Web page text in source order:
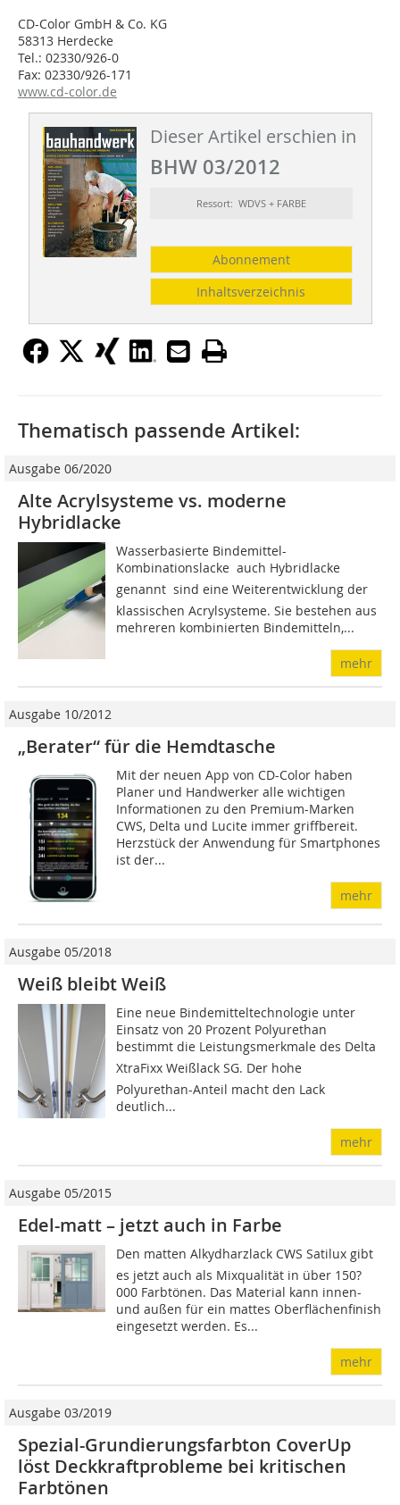
CD-Color GmbH & Co. KG
58313 Herdecke
Tel.: 02330/926-0
Fax: 02330/926-171
www.cd-color.de
Dieser Artikel erschien in
BHW 03/2012
Ressort: WDVS + FARBE
Abonnement
Inhaltsverzeichnis
Thematisch passende Artikel:
Ausgabe 06/2020
Alte Acrylsysteme vs. moderne
Hybridlacke
Wasserbasierte Bindemittel-
Kombinationslacke  auch Hybrid­­­­­­­lacke
genannt  sind eine Weiterentwicklung der
klassischen Acrylsysteme. Sie bestehen aus
mehreren kombinierten Bindemitteln,...
mehr
Ausgabe 10/2012
„Berater“ für die Hemdtasche
Mit der neuen App von CD-Color haben
Planer und Handwerker alle wichtigen
Informationen zu den Premium-Marken
CWS, Delta und Lucite immer griffbereit.
Herzstück der Anwendung für Smartphones
ist der...
mehr
Ausgabe 05/2018
Weiß bleibt Weiß
Eine neue Bindemitteltechnologie unter
Einsatz von 20 Prozent Polyurethan
bestimmt die Leistungsmerkmale des Delta
XtraFixx Weißlack SG. Der hohe
Polyurethan-Anteil macht den Lack
deutlich...
mehr
Ausgabe 05/2015
Edel-matt – jetzt auch in Farbe
Den matten Alkydharzlack CWS Satilux gibt
es jetzt auch als Mixqualität in über 150?
000 Farbtönen. Das Material kann innen-
und außen für ein mattes Oberflächenfinish
eingesetzt werden. Es...
mehr
Ausgabe 03/2019
Spezial-Grundierungsfarbton CoverUp
löst Deckkraftprobleme bei kritischen
Farbtönen